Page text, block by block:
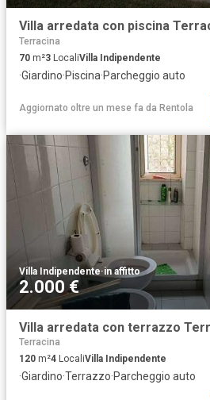
Villa arredata con piscina
Terracina
70 m²3 LocaliVilla Indipendente
·Giardino·Piscina·Parcheggio auto
Aggiornato oltre un mese fa da Rentola
Villa Indipendente·in affitto
2.000 €
Villa arredata con terrazzo
Terracina
120 m²4 LocaliVilla Indipendente
·Giardino·Terrazzo·Parcheggio auto